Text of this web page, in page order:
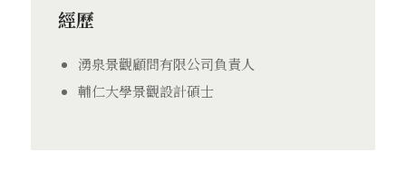
經歷
湧泉景觀顧問有限公司負責人
輔仁大學景觀設計碩士